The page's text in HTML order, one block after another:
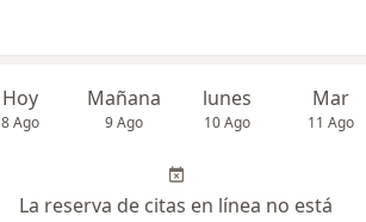
Hoy
8 Ago
Mañana
9 Ago
lunes
10 Ago
Mar
11 Ago
La reserva de citas en línea no está